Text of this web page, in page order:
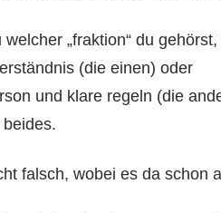
„fraktion“ du
(die einen) oder
und klare regeln (die
falsch, wobei es da schon